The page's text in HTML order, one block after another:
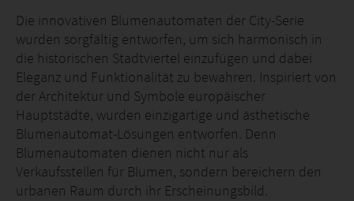
Die innovativen Blumenautomaten der City-Serie
wurden sorgfältig entworfen, um sich harmonisch in
die historischen Stadtviertel einzufügen und dabei
Eleganz und Funktionalität zu bewahren. Inspiriert von
der Architektur und Symbole europäischer
Hauptstädte, wurden einzigartige und ästhetische
Blumenautomat-Lösungen entworfen. Denn
Blumenautomaten dienen nicht nur als
Verkaufsstellen für Blumen, sondern bereichern den
urbanen Raum durch ihr Erscheinungsbild.